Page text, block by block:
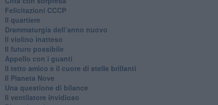
Felicitazioni CCCP
​Il quartiere
​Drammaturgia dell’anno nuovo
​Il violino inatteso
​Il futuro possibile
​Appello con i guanti
​Il tetto amico e il cuore di stelle brillanti
​Il Pianeta Nove
​Una questione di bilance
​Il ventilatore invidioso